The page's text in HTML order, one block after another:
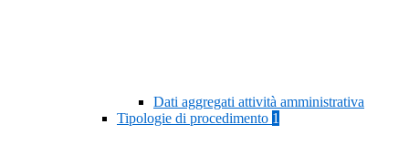
Dati aggregati attività amministrativa
Tipologie di procedimento 1